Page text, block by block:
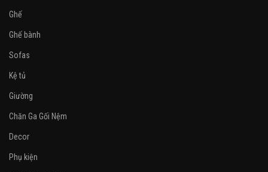
Ghế
Ghế bành
Sofas
Kệ tủ
Giường
Chăn Ga Gối Nệm
Decor
Phụ kiện